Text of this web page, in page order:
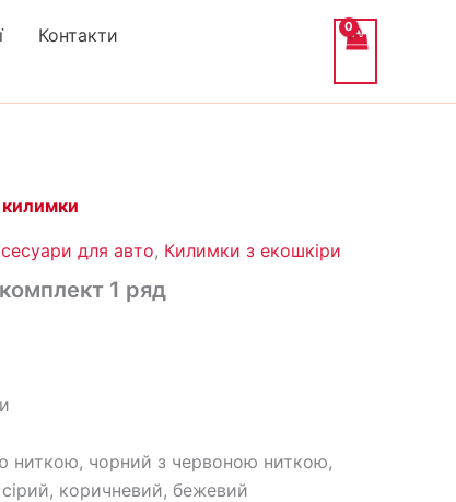
Контакти
для авто, Килимки з екошкіри
1 ряд
ниткою, чорний з червоною ниткою,
коричневий, бежевий